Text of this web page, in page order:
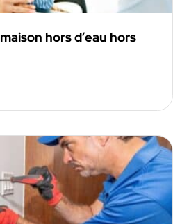
hors d’eau hors